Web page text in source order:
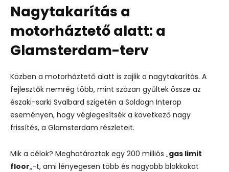
Nagytakarítás a
motorháztető alatt: a
Glamsterdam-terv
Közben a motorháztető alatt is zajlik a nagytakarítás. A
fejlesztők nemrég több, mint százan gyűltek össze az
északi-sarki Svalbard szigetén a Soldogn Interop
eseményen, hogy véglegesítsék a következő nagy
frissítés, a Glamsterdam részleteit.
Mik a célok? Meghatároztak egy 200 milliós „gas limit
floor„-t, ami lényegesen több és nagyobb blokkokat